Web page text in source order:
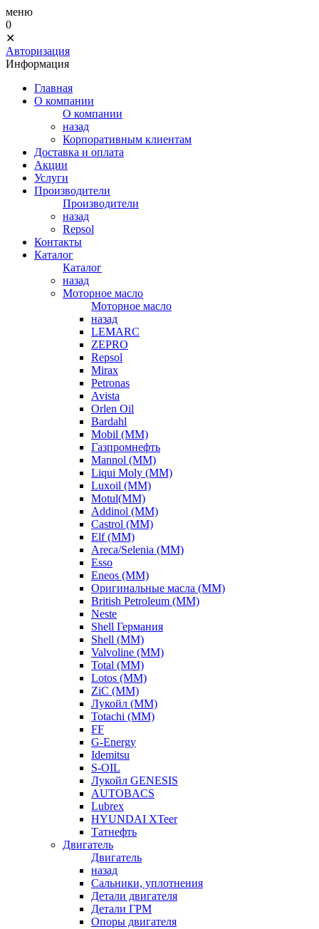
меню
0
✕
Авторизация
Информация
Главная
О компании
О компании
назад
Корпоративным клиентам
Доставка и оплата
Акции
Услуги
Производители
Производители
назад
Repsol
Контакты
Каталог
Каталог
назад
Моторное масло
Моторное масло
назад
LEMARC
ZEPRO
Repsol
Mirax
Petronas
Avista
Orlen Oil
Bardahl
Mobil (ММ)
Газпромнефть
Mannol (ММ)
Liqui Moly (ММ)
Luxoil (ММ)
Motul(ММ)
Addinol (ММ)
Castrol (ММ)
Elf (ММ)
Areca/Selenia (ММ)
Esso
Eneos (ММ)
Оригинальные масла (ММ)
British Petroleum (ММ)
Neste
Shell Германия
Shell (ММ)
Valvoline (ММ)
Total (ММ)
Lotos (ММ)
ZiC (ММ)
Лукойл (ММ)
Totachi (MM)
FF
G-Energy
Idemitsu
S-OIL
Лукойл GENESIS
AUTOBACS
Lubrex
HYUNDAI XTeer
Татнефть
Двигатель
Двигатель
назад
Сальники, уплотнения
Детали двигателя
Детали ГРМ
Опоры двигателя